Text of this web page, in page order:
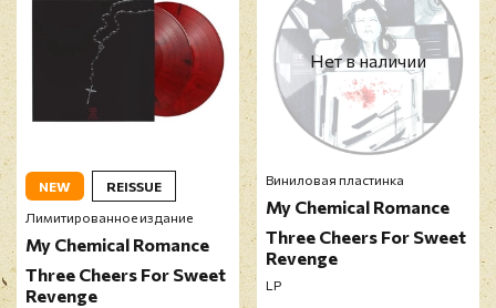
NEW
REISSUE
Лимитированное издание
My Chemical Romance
Three Cheers For Sweet
Revenge
Нет в наличии
Виниловая пластинка
My Chemical Romance
Three Cheers For Sweet
Revenge
LP